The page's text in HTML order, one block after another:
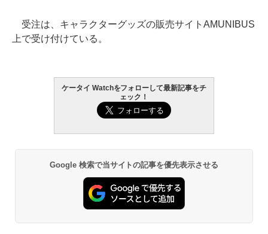
受注は、キャラクターグッズの販売サイトAMUNIBUS
上で受け付けている。
ケータイ Watchをフォローして最新記事をチ
ェック！
Google 検索で当サイトの記事を優先表示させる